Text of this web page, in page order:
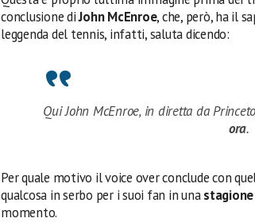
conclusione diJohn McEnroe, che, però, ha il
leggenda del tennis, infatti, saluta dicendo:
Qui John McEnroe, in diretta da
ora.
Per quale motivo il voice over conclude con quel
qualcosa in serbo per i suoi fan in una
momento.